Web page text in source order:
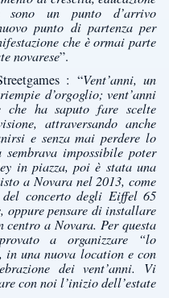
sono un punto d’arrivo
punto di partenza per
che è ormai parte
novarese”.
: “Vent’anni, un
d’orgoglio; vent’anni
che ha saputo fare scelte
attraversando anche
e senza mai perdere lo
impossibile poter
in piazza, poi è stata una
a Novara nel 2013, come
del concerto degli Eiffel 65
oppure pensare di installare
centro a Novara. Per questa
a organizzare “lo
in una nuova location e con
dei vent’anni. Vi
con noi l’inizio dell’estate